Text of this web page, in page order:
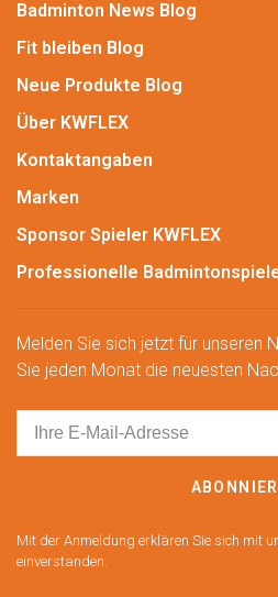
Badminton News Blog
Fit bleiben Blog
Neue Produkte Blog
Über KWFLEX
Kontaktangaben
Marken
Sponsor Spieler KWFLEX
Professionelle
Melden Sie sich jetzt für unseren
Sie jeden Monat die neuesten
Mit der Anmeldung erklären Sie sich mit
einverstanden.